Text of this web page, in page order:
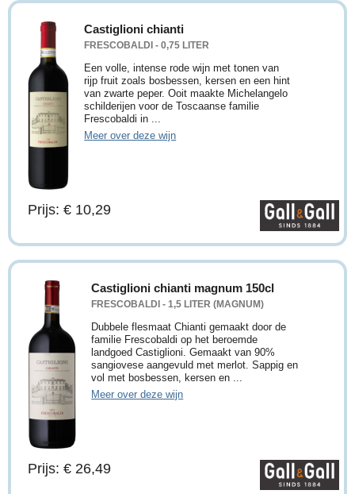
Castiglioni chianti
FRESCOBALDI - 0,75 LITER
Een volle, intense rode wijn met tonen van
rijp fruit zoals bosbessen, kersen en een hint
van zwarte peper. Ooit maakte Michelangelo
schilderijen voor de Toscaanse familie
Frescobaldi in ...
Meer over deze wijn
Prijs: € 10,29
Castiglioni chianti magnum 150cl
FRESCOBALDI - 1,5 LITER (MAGNUM)
Dubbele flesmaat Chianti gemaakt door de
familie Frescobaldi op het beroemde
landgoed Castiglioni. Gemaakt van 90%
sangiovese aangevuld met merlot. Sappig en
vol met bosbessen, kersen en ...
Meer over deze wijn
Prijs: € 26,49